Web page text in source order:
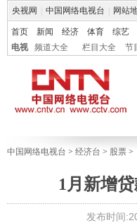
央视网 中国网络电视台 网站
首页 新闻 经济 体育 综艺
电视
频道大全 栏目大全 节
中国网络电视台 > 经济台 > 股票 >
1月新增
发布时间